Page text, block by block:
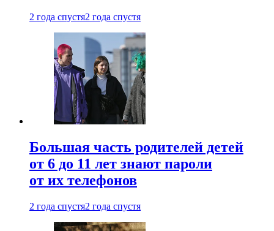
2 года спустя2 года спустя
Большая часть родителей детей
от 6 до 11 лет знают пароли
от их телефонов
2 года спустя2 года спустя